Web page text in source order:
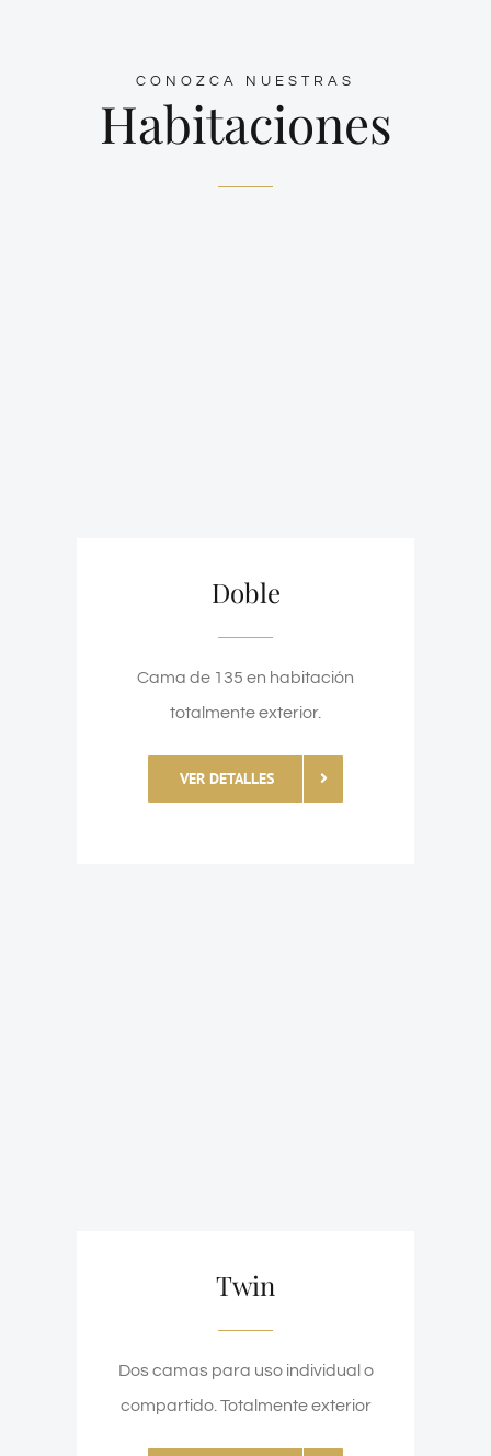
CONOZCA NUESTRAS
Habitaciones
Doble
Cama de 135 en habitación
totalmente exterior.
VER DETALLES
Twin
Dos camas para uso individual o
compartido. Totalmente exterior